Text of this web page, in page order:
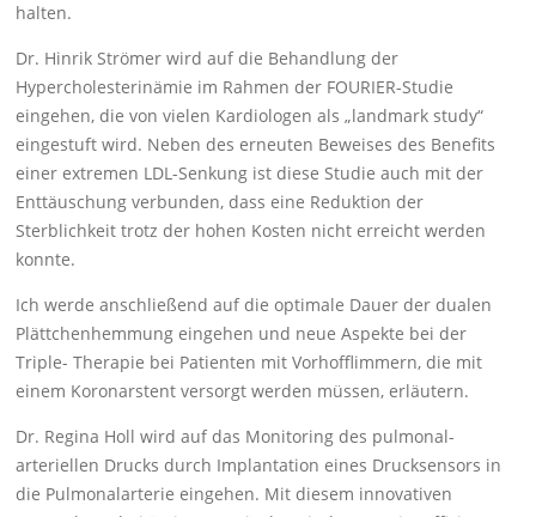
halten.
Dr. Hinrik Strömer wird auf die Behandlung der
Hypercholesterinämie im Rahmen der FOURIER-Studie
eingehen, die von vielen Kardiologen als „landmark study“
eingestuft wird. Neben des erneuten Beweises des Benefits
einer extremen LDL-Senkung ist diese Studie auch mit der
Enttäuschung verbunden, dass eine Reduktion der
Sterblichkeit trotz der hohen Kosten nicht erreicht werden
konnte.
Ich werde anschließend auf die optimale Dauer der dualen
Plättchenhemmung eingehen und neue Aspekte bei der
Triple- Therapie bei Patienten mit Vorhofflimmern, die mit
einem Koronarstent versorgt werden müssen, erläutern.
Dr. Regina Holl wird auf das Monitoring des pulmonal-
arteriellen Drucks durch Implantation eines Drucksensors in
die Pulmonalarterie eingehen. Mit diesem innovativen